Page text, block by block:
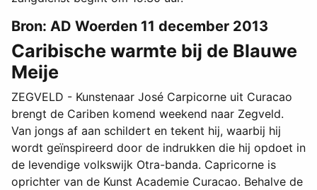
Bron: AD Woerden 11 december 2013
Caribische warmte bij de Blauwe
Meije
ZEGVELD - Kunstenaar José Carpicorne uit Curacao
brengt de Cariben komend weekend naar Zegveld.
Van jongs af aan schildert en tekent hij, waarbij hij
wordt geïnspireerd door de indrukken die hij opdoet in
de levendige volkswijk Otra-banda. Capricorne is
oprichter van de Kunst Academie Curacao. Behalve de